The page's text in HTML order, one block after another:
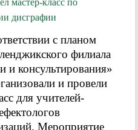
мастер-класс по
дисграфии
с планом
филиала
и консультирования»
и провели
для учителей-
Мероприятие